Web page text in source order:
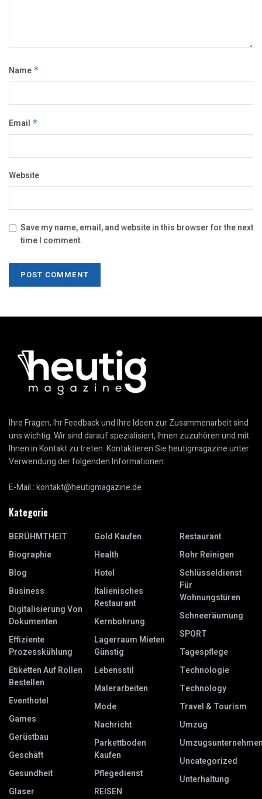
Name *
Email *
Website
Save my name, email, and website in this browser for the next
time I comment.
Ihre Fragen, Ihr Feedback und Ihre Ideen zur Zusammenarbeit sind
uns wichtig. Wir sind darauf spezialisiert, Ihnen zuzuhören und mit
Ihnen in Kontakt zu treten. Kontaktieren Sie heutigmagazine unter
Verwendung der folgenden Informationen:
E-Mail :kontakt@heutigmagazine.de
Kategorie
BERÜHMTHEIT
Biographie
Blog
Business
Digitalisierung Von
Dokumenten
Effiziente
Prozesskühlung
Etiketten Auf Rollen
Bestellen
Eventhotel
Games
Gerüstbau
Geschäft
Gesundheit
Glaser
Gold Kaufen
Health
Hotel
Italienisches
Restaurant
Kernbohrung
Lagerraum Mieten
Günstig
Lebensstil
Malerarbeiten
Mode
Nachricht
Parkettboden
Kaufen
Pflegedienst
REISEN
Restaurant
Rohr Reinigen
Schlüsseldienst
Für
Wohnungstüren
Schneeräumung
SPORT
Tagespflege
Technologie
Technology
Travel & Tourism
Umzug
Uncategorized
Unterhaltung